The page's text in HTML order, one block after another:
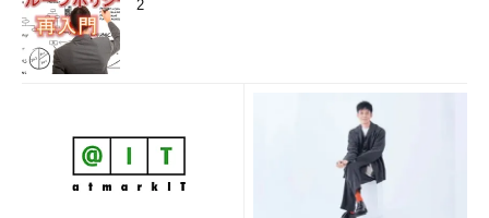
●システム性能の不足などにより使いづらくなる可能性
Windows 10を利用するために必要なハードウェアなどの仕様
Windows 8／8.1からのアップグレードでは操作性はあまり変わ
らないだろう。
だがWindows 7からのアップグレードの場合は、システムによ
っては応答が遅くて非常に使いづらくなる可能性がある。そのた
2